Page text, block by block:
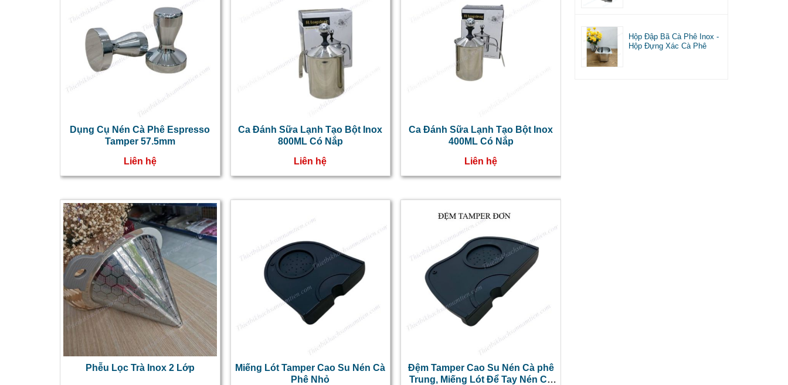
Dụng Cụ Nén Cà Phê Espresso
Tamper 57.5mm
Liên hệ
Ca Đánh Sữa Lạnh Tạo Bột Inox
800ML Có Nắp
Liên hệ
Ca Đánh Sữa Lạnh Tạo Bột Inox
400ML Có Nắp
Liên hệ
Phễu Lọc Trà Inox 2 Lớp
Miếng Lót Tamper Cao Su Nén Cà
Phê Nhỏ
Đệm Tamper Cao Su Nén Cà phê
Trung, Miếng Lót Để Tay Nén Cà
Hộp Đập Bã Cà Phê Inox -
Hộp Đựng Xác Cà Phê